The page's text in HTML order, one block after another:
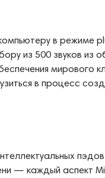
в режиме
из 500 звуков из
мирового
в процесс
— каждый аспект